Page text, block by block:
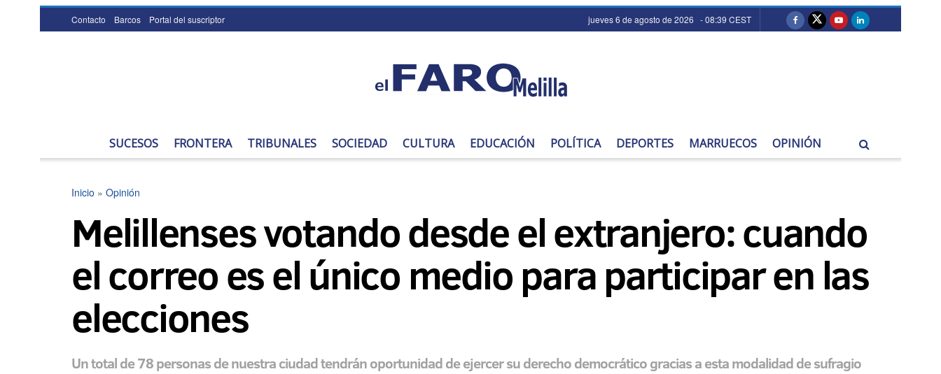
Contacto Barcos Portal del suscriptor jueves 6 de agosto de 2026 - 08:39 CEST
SUCESOS FRONTERA TRIBUNALES SOCIEDAD CULTURA EDUCACIÓN POLÍTICA DEPORTES MARRUECOS OPINIÓN
Inicio » Opinión
Melillenses votando desde el extranjero: cuando
el correo es el único medio para participar en las
elecciones
Un total de 78 personas de nuestra ciudad tendrán oportunidad de ejercer su derecho democrático gracias a esta modalidad de sufragio